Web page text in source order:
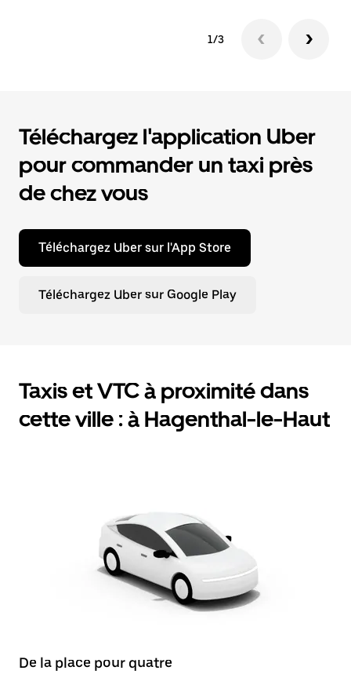
1/3
Téléchargez l'application Uber
pour commander un taxi près
de chez vous
Téléchargez Uber sur l'App Store
Téléchargez Uber sur Google Play
Taxis et VTC à proximité dans
cette ville : à Hagenthal-le-Haut
De la place pour quatre